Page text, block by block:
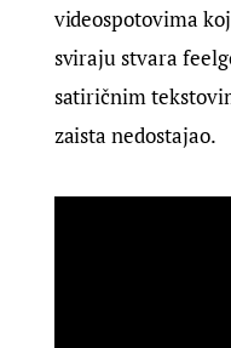
videospotovima
sviraju stvara
satiričnim
zaista nedostajao.